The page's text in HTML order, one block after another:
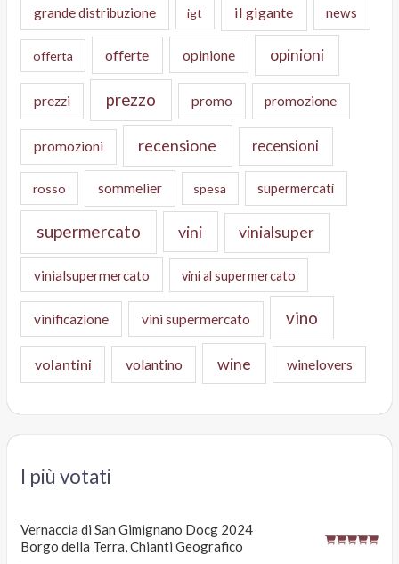
grande distribuzione igt il gigante news
offerta offerte opinione opinioni
prezzi prezzo promo promozione
promozioni recensione recensioni
rosso sommelier spesa supermercati
supermercato vini vinialsuper
vinialsupermercato vini al supermercato
vinificazione vini supermercato vino
volantini volantino wine winelovers
I più votati
Vernaccia di San Gimignano Docg 2024
Borgo della Terra, Chianti Geografico